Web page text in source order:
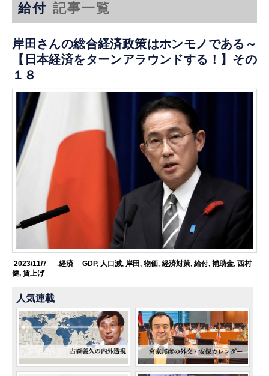
給付 記事一覧
岸田さんの総合経済政策はホンモノである～
【日本経済をターンアラウンドする！】その
１８
2023/11/7 .経済 GDP, 人口減, 岸田, 物価, 経済対策, 給付, 補助金, 西村
健,賃上げ
人気連載